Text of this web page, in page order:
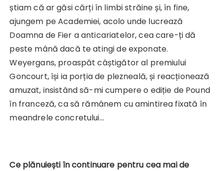
știam că ar găsi cărți în limbi străine și, în fine,
ajungem pe Academiei, acolo unde lucrează
Doamna de Fier a anticariatelor, cea care-ți dă
peste mână dacă te atingi de exponate.
Weyergans, proaspăt câștigător al premiului
Goncourt, își ia porția de plezneală, și reacționează
amuzat, insistând să-mi cumpere o ediție de Pound
în franceză, ca să rămânem cu amintirea fixată în
meandrele concretului…
Ce plănuiești în continuare pentru cea mai de